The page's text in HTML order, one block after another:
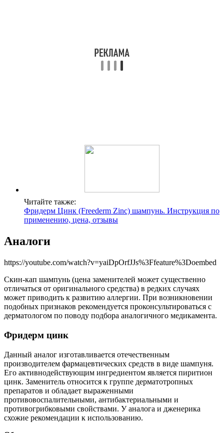
Читайте также:
Фридерм Цинк (Freederm Zinc) шампунь. Инструкция по
применению, цена, отзывы
Аналоги
https://youtube.com/watch?v=yaiDpOrfJJs%3Ffeature%3Doembed
Скин-кап шампунь (цена заменителей может существенно
отличаться от оригинального средства) в редких случаях
может приводить к развитию аллергии. При возникновении
подобных признаков рекомендуется проконсультироваться с
дерматологом по поводу подбора аналогичного медикамента.
Фридерм цинк
Данный аналог изготавливается отечественным
производителем фармацевтических средств в виде шампуня.
Его активнодействующим ингредиентом является пиритион
цинк. Заменитель относится к группе дерматотропных
препаратов и обладает выраженными
противовоспалительными, антибактериальными и
противогрибковыми свойствами. У аналога и дженерика
схожие рекомендации к использованию.